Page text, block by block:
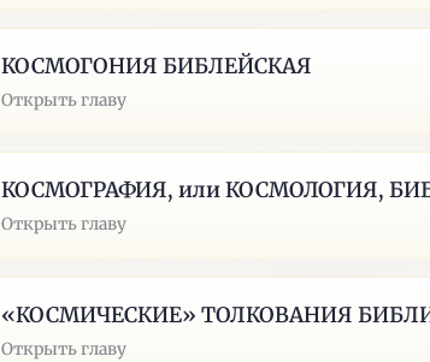
КОСМОГОНИЯ БИБЛЕЙСКАЯ
Открыть главу
КОСМОГРАФИЯ, или КОСМОЛОГИЯ,
Открыть главу
«КОСМИЧЕСКИЕ» ТОЛКОВАНИЯ
Открыть главу